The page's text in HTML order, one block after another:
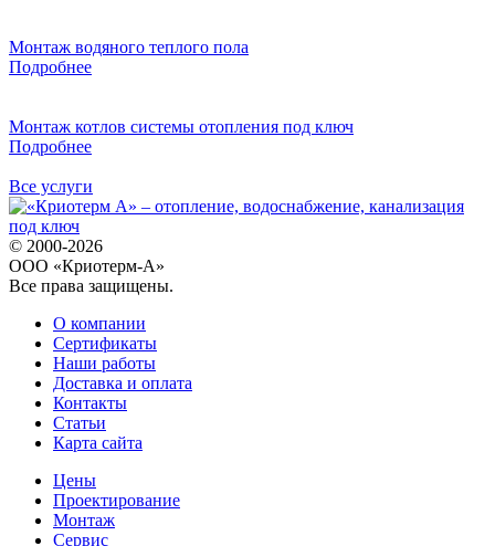
Монтаж водяного теплого пола
Подробнее
Монтаж котлов системы отопления под ключ
Подробнее
Все услуги
© 2000-2026
ООО «Криотерм-А»
Все права защищены.
О компании
Сертификаты
Наши работы
Доставка и оплата
Контакты
Статьи
Карта сайта
Цены
Проектирование
Монтаж
Сервис